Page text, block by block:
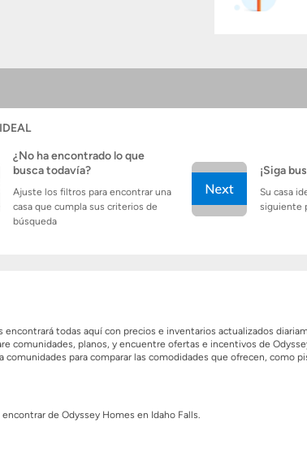
¿No ha encontrado lo que
busca todavía?
Ajuste los filtros para encontrar una
casa que cumpla sus criterios de
búsqueda
¡Siga
Su casa
siguiente
todas aquí con precios e inventarios actualizados
comunidades, planos, y encuentre ofertas e incentivos de
para comparar las comodidades que ofrecen, como
de Odyssey Homes en Idaho Falls.